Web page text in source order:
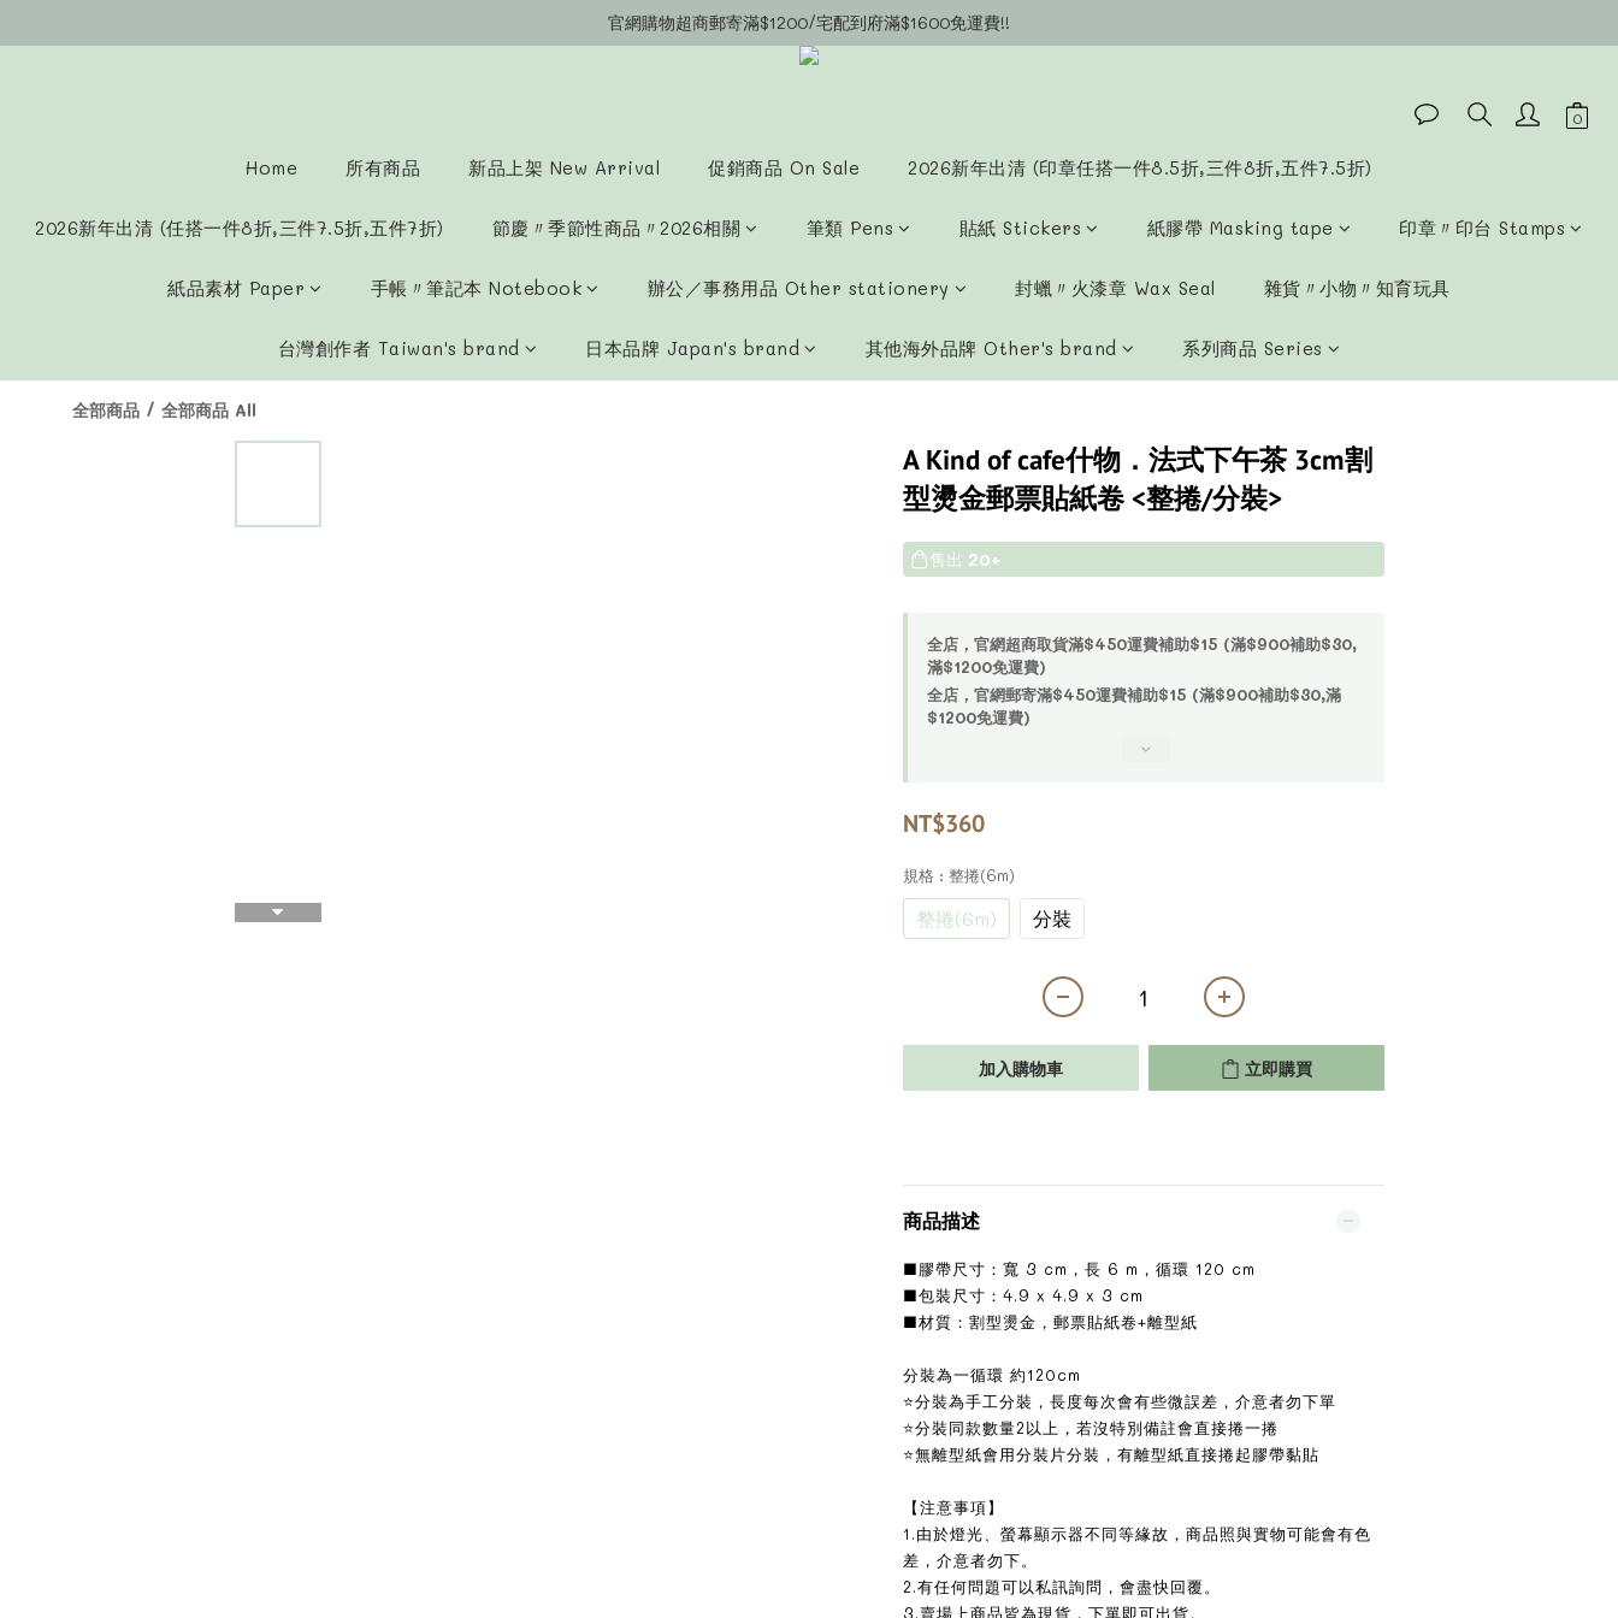
官網會員募集中~立即註冊即可獲得購物金$20!!!
官網購物超商郵寄滿$1200/宅配到府滿$1600免運費!!
官網會員募集中~立即註冊即可獲得購物金$20!!!
Home 所有商品 新品上架 New Arrival 促銷商品 On Sale 2026新年出清 (印章任搭一件8.5折,三件8折,五件7.5折)
2026新年出清 (任搭一件8折,三件7.5折,五件7折) 節慶〃季節性商品〃2026相關 筆類 Pens 貼紙 Stickers 紙膠帶 Masking tape 印章〃印台 Stamps
紙品素材 Paper 手帳〃筆記本 Notebook 辦公／事務用品 Other stationery 封蠟〃火漆章 Wax Seal 雜貨〃小物〃知育玩具
台灣創作者 Taiwan's brand 日本品牌 Japan's brand 其他海外品牌 Other's brand 系列商品 Series
全部商品 / 全部商品 All
A Kind of cafe什物．法式下午茶 3cm割
型燙金郵票貼紙卷 <整捲/分裝>
售出 20+
全店，官網超商取貨滿$450運費補助$15 (滿$900補助$30,
滿$1200免運費)
全店，官網郵寄滿$450運費補助$15 (滿$900補助$30,滿
$1200免運費)
NT$360
規格 : 整捲(6m)
整捲(6m) 分裝
加入購物車 立即購買
商品描述
■膠帶尺寸：寬 3 cm，長 6 m，循環 120 cm
■包裝尺寸：4.9 x 4.9 x 3 cm
■材質：割型燙金，郵票貼紙卷+離型紙
分裝為一循環 約120cm
⭐分裝為手工分裝，長度每次會有些微誤差，介意者勿下單
⭐分裝同款數量2以上，若沒特別備註會直接捲一捲
⭐無離型紙會用分裝片分裝，有離型紙直接捲起膠帶黏貼
【注意事項】
1.由於燈光、螢幕顯示器不同等緣故，商品照與實物可能會有色
差，介意者勿下。
2.有任何問題可以私訊詢問，會盡快回覆。
3.賣場上商品皆為現貨，下單即可出貨。